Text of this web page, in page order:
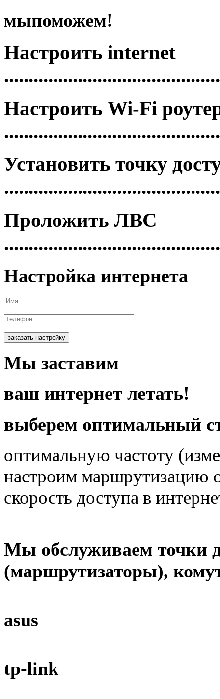
мыпоможем!
Настроить internet
Настроить Wi-Fi
Установить точку
Проложить ЛВС
Настройка интернета
заказать настройку
Мы заставим
ваш интернет летать!
выберем оптимальный
оптимальную частоту
настроим маршрутизацию
скорость доступа в
Мы обслуживаем точки
(маршрутизаторы),
asus
tp-link